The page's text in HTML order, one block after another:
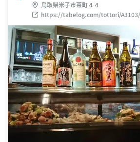
鳥取県米子市茶町４４
https://tabelog.com/tottori/A3103/